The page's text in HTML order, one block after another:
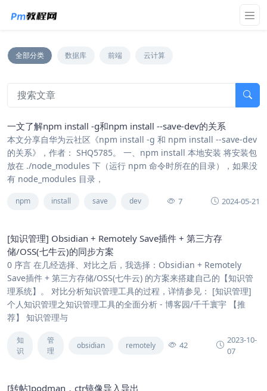
全部分类 数据库 前端 云计算
一文了解npm install -g和npm install --save-dev的关系
本文分享自华为云社区《npm install -g 和 npm install --save-dev
的关系》，作者： SHQ5785。 一、npm install 本地安装 将安装包
放在 ./node_modules 下（运行 npm 命令时所在的目录），如果没
有 node_modules 目录，
npm install save dev 7 2024-05-21
[知识管理] Obsidian + Remotely Save插件 + 第三方存
储/OSS(七牛云)的同步方案
0 序言 在几经选择、对比之后，我选择：Obsidian + Remotely
Save插件 + 第三方存储/OSS(七牛云) 的方案来搭建自己的【知识管
理系统】。 对比分析知识管理工具的过程，详情参见： [知识管理]
个人知识管理之知识管理工具的全面分析 - 博客园/千千寰宇 【推
荐】 知识管理与
知
识
管
理
obsidian remotely 42
2023-10-
07
[转帖]podman，ctr镜像导入导出